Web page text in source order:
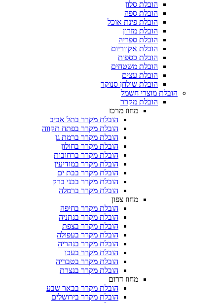
הובלת סלון
הובלת ספה
הובלת פינת אוכל
הובלת מזרון
הובלת ספריה
הובלת אקווריום
הובלת כספות​
הובלת משטחים​
הובלת עצים​
הובלת שולחן סנוקר​
הובלת מוצרי חשמל
הובלת מקרר​
מחוז מרכז
הובלת מקרר בתל אביב
הובלת מקרר בפתח תקווה
הובלת מקרר ברמת גן
הובלת מקרר בחולון
הובלת מקרר ברחובות
הובלת מקרר במודיעין
הובלת מקרר בבת ים
הובלת מקרר בבני ברק
הובלת מקרר ברמלה
מחוז צפון
הובלת מקרר בחיפה
הובלת מקרר בנתניה
הובלת מקרר בצפת
הובלת מקרר בעפולה
הובלת מקרר בנהריה
הובלת מקרר בעכו
הובלת מקרר בטבריה
הובלת מקרר בנצרת
מחוז דרום
הובלת מקרר בבאר שבע
הובלת מקרר בירושלים